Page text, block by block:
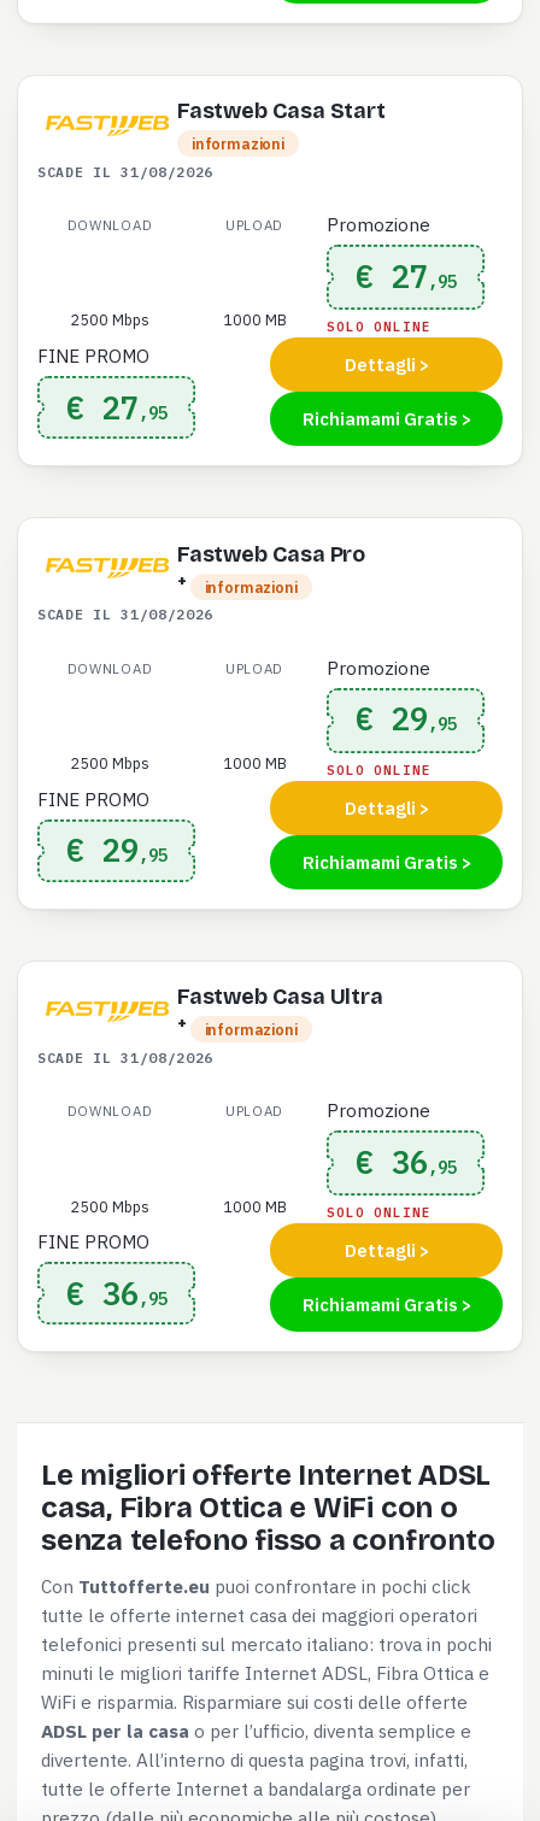
Fastweb Casa Start
informazioni
SCADE IL 31/08/2026
DOWNLOAD
2500 Mbps
UPLOAD
1000 MB
Promozione
€ 27 ,95
SOLO ONLINE
FINE PROMO
€ 27 ,95
Dettagli >
Richiamami Gratis >
Fastweb Casa Pro
+ informazioni
SCADE IL 31/08/2026
DOWNLOAD
2500 Mbps
UPLOAD
1000 MB
Promozione
€ 29 ,95
SOLO ONLINE
FINE PROMO
€ 29 ,95
Dettagli >
Richiamami Gratis >
Fastweb Casa Ultra
+ informazioni
SCADE IL 31/08/2026
DOWNLOAD
2500 Mbps
UPLOAD
1000 MB
Promozione
€ 36 ,95
SOLO ONLINE
FINE PROMO
€ 36 ,95
Dettagli >
Richiamami Gratis >
Le migliori offerte Internet ADSL
casa, Fibra Ottica e WiFi con o
senza telefono fisso a confronto
Con Tuttofferte.eu puoi confrontare in pochi click
tutte le offerte internet casa dei maggiori operatori
telefonici presenti sul mercato italiano: trova in pochi
minuti le migliori tariffe Internet ADSL, Fibra Ottica e
WiFi e risparmia. Risparmiare sui costi delle offerte
ADSL per la casa o per l’ufficio, diventa semplice e
divertente. All’interno di questa pagina trovi, infatti,
tutte le offerte Internet a bandalarga ordinate per